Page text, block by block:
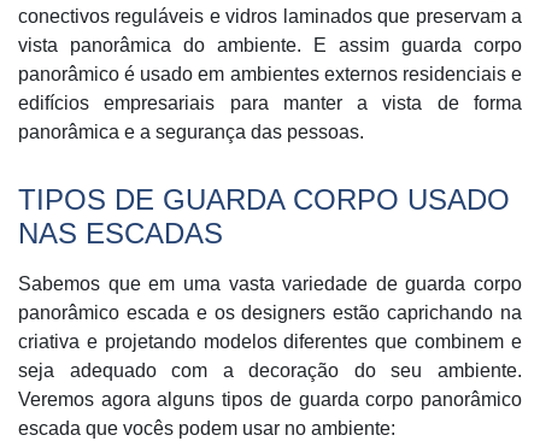
conectivos reguláveis e vidros laminados que preservam a
vista panorâmica do ambiente. E assim guarda corpo
panorâmico é usado em ambientes externos residenciais e
edifícios empresariais para manter a vista de forma
panorâmica e a segurança das pessoas.
TIPOS DE GUARDA CORPO USADO
NAS ESCADAS
Sabemos que em uma vasta variedade de guarda corpo
panorâmico escada e os designers estão caprichando na
criativa e projetando modelos diferentes que combinem e
seja adequado com a decoração do seu ambiente.
Veremos agora alguns tipos de guarda corpo panorâmico
escada que vocês podem usar no ambiente: